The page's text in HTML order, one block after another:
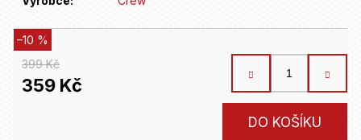
399 Kč
–10 %
359 Kč
DO KOŠÍKU
?
D